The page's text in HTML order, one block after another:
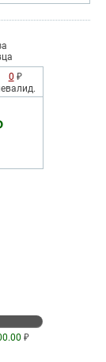
0 ₽
₽